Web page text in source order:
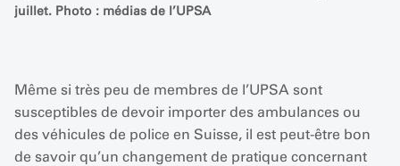
juillet. Photo : médias de l’UPSA
Même si très peu de membres de l’UPSA sont
susceptibles de devoir importer des ambulances ou
des véhicules de police en Suisse, il est peut-être bon
de savoir qu’un changement de pratique concernant